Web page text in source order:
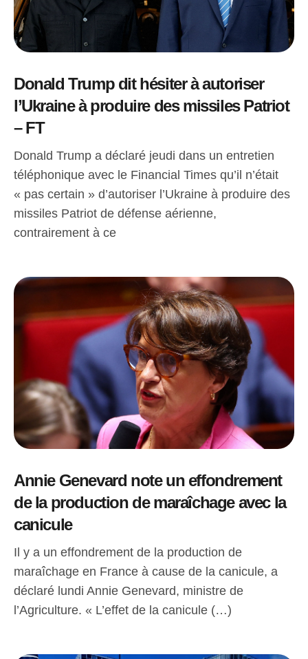
Donald Trump dit hésiter à autoriser
l’Ukraine à produire des missiles Patriot
– FT
Donald Trump a déclaré jeudi dans un entretien
téléphonique avec le Financial Times qu’il n’était
« pas certain » d’autoriser l’Ukraine à produire des
missiles Patriot de défense aérienne,
contrairement à ce
Annie Genevard note un effondrement
de la production de maraîchage avec la
canicule
Il y a un effondrement de la production de
maraîchage en France à cause de la canicule, a
déclaré lundi Annie Genevard, ministre de
l’Agriculture. « L’effet de la canicule (…)